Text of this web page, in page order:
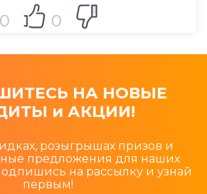
0 0
НА НОВЫЕ
и АКЦИИ!
розыгрышах призов и
предложения для наших
на рассылку и узнай
первым!